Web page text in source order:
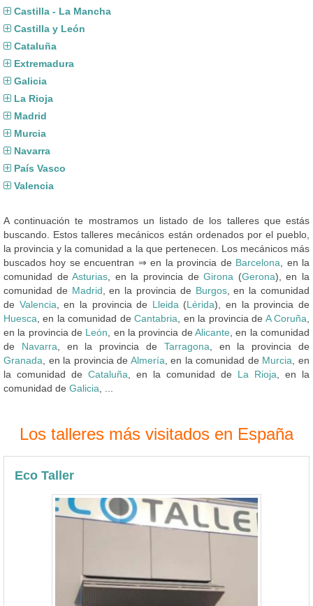
Castilla - La Mancha
Castilla y León
Cataluña
Extremadura
Galicia
La Rioja
Madrid
Murcia
Navarra
País Vasco
Valencia
A continuación te mostramos un listado de los talleres que estás
buscando. Estos talleres mecánicos están ordenados por el pueblo,
la provincia y la comunidad a la que pertenecen. Los mecánicos más
buscados hoy se encuentran ⇒ en la provincia de Barcelona , en la
comunidad deAsturias , en la provincia deGirona (Gerona), en la
comunidad de Madrid , en la provincia de Burgos, en la comunidad
de Valencia , en la provincia de Lleida (Lérida), en la provincia de
Huesca , en la comunidad deCantabria , en la provincia de A Coruña
en la provincia de León , en la provincia deAlicante , en la comunidad
de Navarra , en la provincia de Tarragona , en la provincia de
Granada , en la provincia de Almería , en la comunidad de Murcia , en
la comunidad de Cataluña , en la comunidad de La Rioja , en la
comunidad de Galicia
Los talleres más visitados en España
Eco Taller